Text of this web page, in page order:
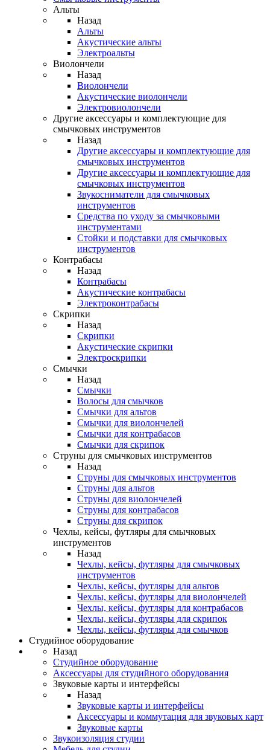
Альты
Назад
Альты
Акустические альты
Электроальты
Виолончели
Назад
Виолончели
Акустические виолончели
Электровиолончели
Другие аксессуары и комплектующие для
смычковых инструментов
Назад
Другие аксессуары и комплектующие для
смычковых инструментов
Другие аксессуары и комплектующие для
смычковых инструментов
Звукосниматели для смычковых
инструментов
Средства по уходу за смычковыми
инструментами
Стойки и подставки для смычковых
инструментов
Контрабасы
Назад
Контрабасы
Акустические контрабасы
Электроконтрабасы
Скрипки
Назад
Скрипки
Акустические скрипки
Электроскрипки
Смычки
Назад
Смычки
Волосы для смычков
Смычки для альтов
Смычки для виолончелей
Смычки для контрабасов
Смычки для скрипок
Струны для смычковых инструментов
Назад
Струны для смычковых инструментов
Струны для альтов
Струны для виолончелей
Струны для контрабасов
Струны для скрипок
Чехлы, кейсы, футляры для смычковых
инструментов
Назад
Чехлы, кейсы, футляры для смычковых
инструментов
Чехлы, кейсы, футляры для альтов
Чехлы, кейсы, футляры для виолончелей
Чехлы, кейсы, футляры для контрабасов
Чехлы, кейсы, футляры для скрипок
Чехлы, кейсы, футляры для смычков
Студийное оборудование
Назад
Студийное оборудование
Аксессуары для студийного оборудования
Звуковые карты и интерфейсы
Назад
Звуковые карты и интерфейсы
Аксессуары и коммутация для звуковых карт
Звуковые карты
Звукоизоляция студии